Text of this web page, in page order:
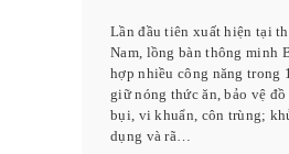
Lần đầu tiên xuất hiện tại
Nam, lồng bàn thông minh
hợp nhiều công năng trong
giữ nóng thức ăn, bảo vệ
bụi, vi khuẩn, côn trùng;
dụng và rã…